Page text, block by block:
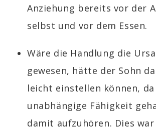
Anziehung bereits vor der
selbst und vor dem Essen.
Wäre die Handlung die
gewesen, hätte der Sohn
leicht einstellen können,
unabhängige Fähigkeit
damit aufzuhören. Dies